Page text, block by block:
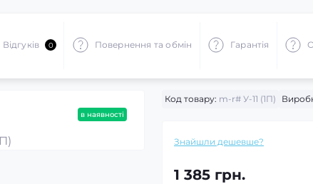
Відгуків 0 Повернення та обмін Гарантія
в наявності
Код товару: m-r# У-11 (1П)
Знайшли дешевше?
1 385 грн.